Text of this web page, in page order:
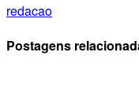
redacao
Postagens